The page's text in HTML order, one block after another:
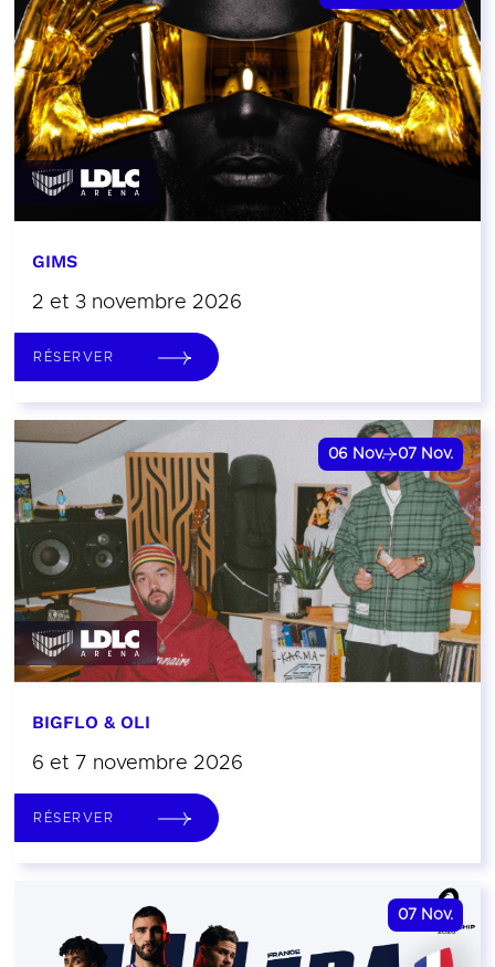
GIMS
2 et 3 novembre 2026
RÉSERVER
06 Nov. 07 Nov.
BIGFLO & OLI
6 et 7 novembre 2026
RÉSERVER
07 Nov.